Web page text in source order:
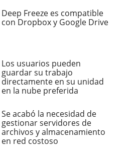
Deep Freeze es compatible
con Dropbox y Google Drive
Los usuarios pueden
guardar su trabajo
directamente en su unidad
en la nube preferida
Se acabó la necesidad de
gestionar servidores de
archivos y almacenamiento
en red costoso